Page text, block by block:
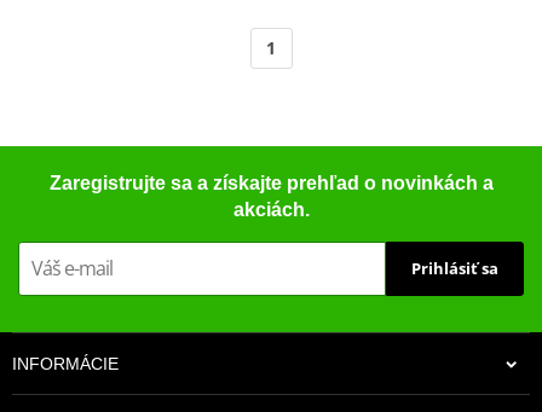
1
Zaregistrujte sa a získajte prehľad o novinkách a
akciách.
Prihlásiť sa
INFORMÁCIE